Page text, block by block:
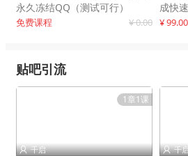
永久冻结QQ（测试可行）
免费课程 ¥ 0.00
成快
略）
¥ 99.00
贴吧引流
1章1课
 千启  千